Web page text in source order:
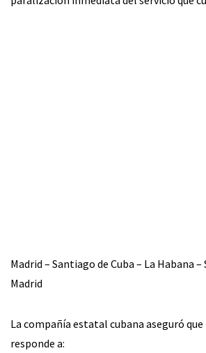
Madrid – Santiago de Cuba – La Habana
Madrid
La compañía estatal cubana aseguró que
responde a: